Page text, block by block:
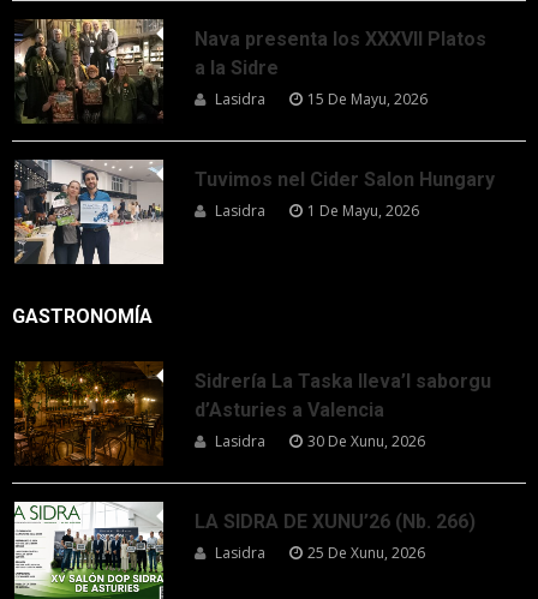
Nava presenta los XXXVII Platos
a la Sidre
Lasidra 15 De Mayu, 2026
Tuvimos nel Cider Salon Hungary
Lasidra 1 De Mayu, 2026
GASTRONOMÍA
Sidrería La Taska lleva’l saborgu
d’Asturies a Valencia
Lasidra 30 De Xunu, 2026
LA SIDRA DE XUNU’26 (Nb. 266)
Lasidra 25 De Xunu, 2026